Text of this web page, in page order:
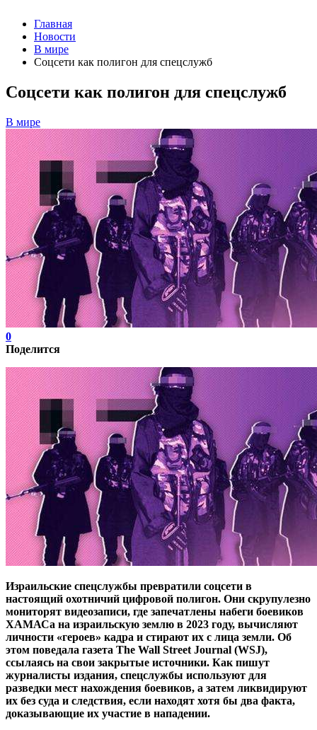
Главная
Новости
В мире
Соцсети как полигон для спецслужб
Соцсети как полигон для спецслужб
В мире
0
Поделится
Израильские спецслужбы превратили соцсети в
настоящий охотничий цифровой полигон. Они скрупулезно
мониторят видеозаписи, где запечатлены набеги боевиков
ХАМАСа на израильскую землю в 2023 году, вычисляют
личности «героев» кадра и стирают их с лица земли. Об
этом поведала газета The Wall Street Journal (WSJ),
ссылаясь на свои закрытые источники. Как пишут
журналисты издания, спецслужбы используют для
разведки мест нахождения боевиков, а затем ликвидируют
их без суда и следствия, если находят хотя бы два факта,
доказывающие их участие в нападении.